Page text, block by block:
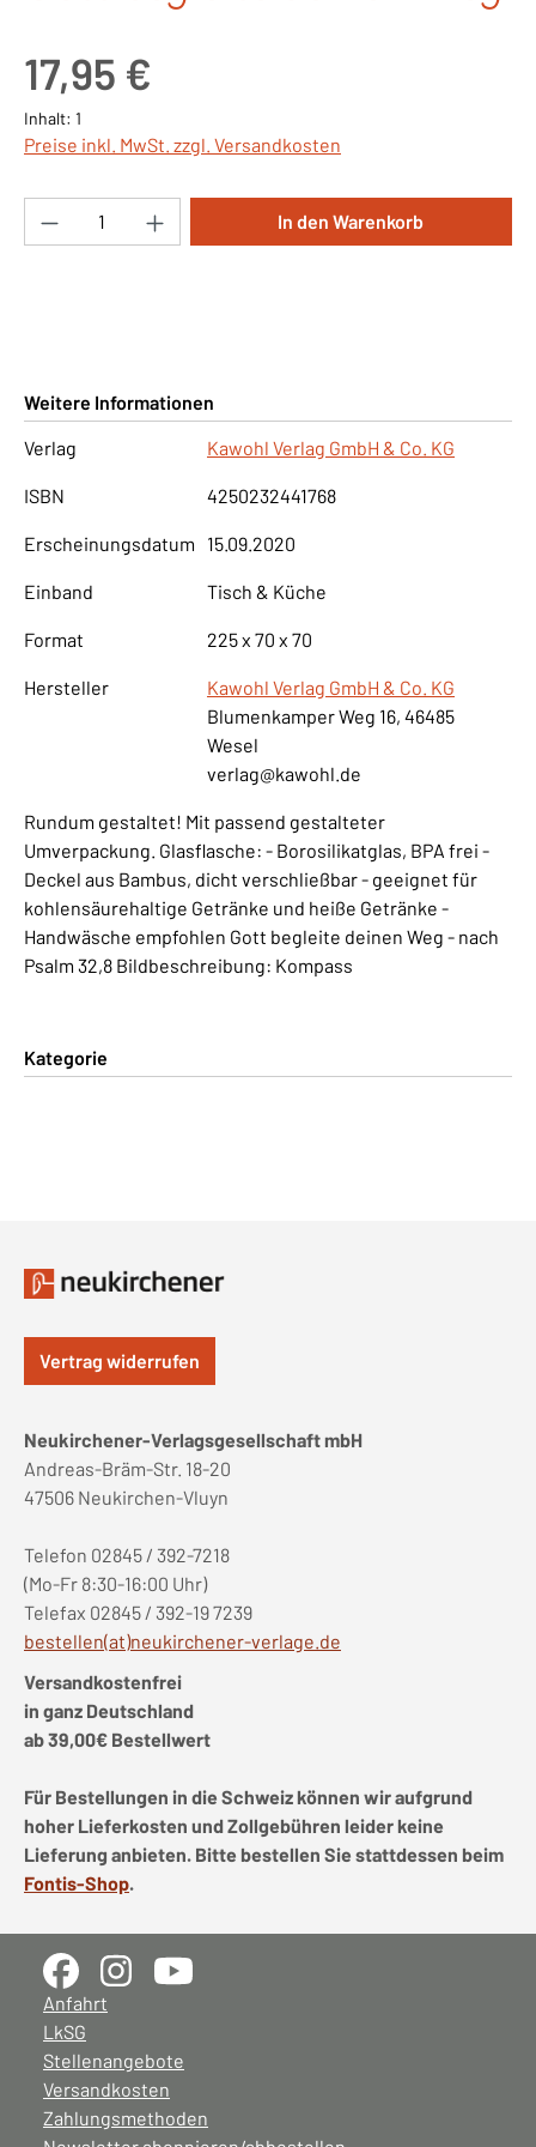
17,95 €
Inhalt: 1
Preise inkl. MwSt. zzgl. Versandkosten
Produkt Anzahl: Gib den gewünschten
In den Warenkorb
Weitere Informationen
Verlag
Kawohl Verlag GmbH & Co. KG
ISBN 4250232441768
Erscheinungsdatum 15.09.2020
Einband Tisch & Küche
Format 225 x 70 x 70
Hersteller
Kawohl Verlag GmbH & Co. KG
Blumenkamper Weg 16, 46485
Wesel
verlag@kawohl.de
Rundum gestaltet! Mit passend gestalteter
Umverpackung. Glasflasche: - Borosilikatglas, BPA frei -
Deckel aus Bambus, dicht verschließbar - geeignet für
kohlensäurehaltige Getränke und heiße Getränke -
Handwäsche empfohlen Gott begleite deinen Weg - nach
Psalm 32,8 Bildbeschreibung: Kompass
Kategorie
Vertrag widerrufen
Neukirchener-Verlagsgesellschaft mbH
Andreas-Bräm-Str. 18-20
47506 Neukirchen-Vluyn
Telefon 02845 / 392-7218
(Mo-Fr 8:30-16:00 Uhr)
Telefax 02845 / 392-19 7239
bestellen(at)neukirchener-verlage.de
Versandkostenfrei
in ganz Deutschland
ab 39,00€ Bestellwert
Für Bestellungen in die Schweiz können wir aufgrund
hoher Lieferkosten und Zollgebühren leider keine
Lieferung anbieten. Bitte bestellen Sie stattdessen beim
Fontis-Shop.
Anfahrt
LkSG
Stellenangebote
Versandkosten
Zahlungsmethoden